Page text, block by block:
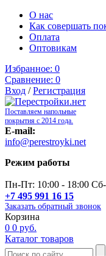
О нас
Как совершать
Оплата
Оптовикам
Избранное: 0
Сравнение: 0
Вход /Регистрация
Поставляем напольные
покрытия с 2014 года.
E-mail:
info@perestroyki.net
Режим работы
Пн-Пт: 10:00 - 18:00
+7 495 991 16 15
Заказать обратный звонок
Корзина
0 0 руб.
Каталог товаров